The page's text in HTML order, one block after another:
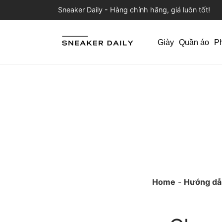
Sneaker Daily - Hàng chính hãng, giá luôn tốt!
Giày Quần áo
Home - Hướng